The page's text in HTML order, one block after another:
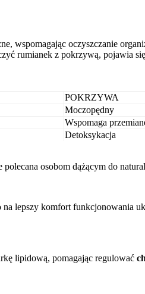
wspomagając oczyszczanie
rumianek z pokrzywą, pojawia
POKRZYWA
Moczopędny
Wspomaga
Detoksykacja
osobom dążącym do
lepszy komfort funkcjonowania
lipidową, pomagając regulować